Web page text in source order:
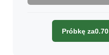
Próbkę za0.70